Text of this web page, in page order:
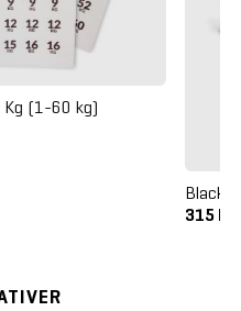
Kg (1-60 kg)
315 kr.